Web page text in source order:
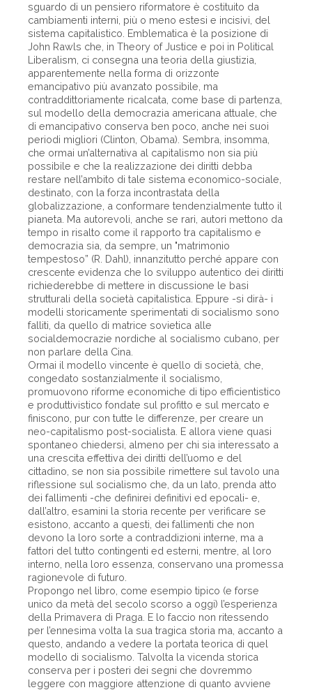
sguardo di un pensiero riformatore è costituito da
cambiamenti interni, più o meno estesi e incisivi, del
sistema capitalistico. Emblematica è la posizione di
John Rawls che, in Theory of Justice e poi in Political
Liberalism, ci consegna una teoria della giustizia,
apparentemente nella forma di orizzonte
emancipativo più avanzato possibile, ma
contraddittoriamente ricalcata, come base di partenza,
sul modello della democrazia americana attuale, che
di emancipativo conserva ben poco, anche nei suoi
periodi migliori (Clinton, Obama). Sembra, insomma,
che ormai un’alternativa al capitalismo non sia più
possibile e che la realizzazione dei diritti debba
restare nell’ambito di tale sistema economico-sociale,
destinato, con la forza incontrastata della
globalizzazione, a conformare tendenzialmente tutto il
pianeta. Ma autorevoli, anche se rari, autori mettono da
tempo in risalto come il rapporto tra capitalismo e
democrazia sia, da sempre, un "matrimonio
tempestoso” (R. Dahl), innanzitutto perché appare con
crescente evidenza che lo sviluppo autentico dei diritti
richiederebbe di mettere in discussione le basi
strutturali della società capitalistica. Eppure -si dirà- i
modelli storicamente sperimentati di socialismo sono
falliti, da quello di matrice sovietica alle
socialdemocrazie nordiche al socialismo cubano, per
non parlare della Cina.
Ormai il modello vincente è quello di società, che,
congedato sostanzialmente il socialismo,
promuovono riforme economiche di tipo efficientistico
e produttivistico fondate sul profitto e sul mercato e
finiscono, pur con tutte le differenze, per creare un
neo-capitalismo post-socialista. E allora viene quasi
spontaneo chiedersi, almeno per chi sia interessato a
una crescita effettiva dei diritti dell’uomo e del
cittadino, se non sia possibile rimettere sul tavolo una
riflessione sul socialismo che, da un lato, prenda atto
dei fallimenti -che definirei definitivi ed epocali- e,
dall’altro, esamini la storia recente per verificare se
esistono, accanto a questi, dei fallimenti che non
devono la loro sorte a contraddizioni interne, ma a
fattori del tutto contingenti ed esterni, mentre, al loro
interno, nella loro essenza, conservano una promessa
ragionevole di futuro.
Propongo nel libro, come esempio tipico (e forse
unico da metà del secolo scorso a oggi) l’esperienza
della Primavera di Praga. E lo faccio non ritessendo
per l’ennesima volta la sua tragica storia ma, accanto a
questo, andando a vedere la portata teorica di quel
modello di socialismo. Talvolta la vicenda storica
conserva per i posteri dei segni che dovremmo
leggere con maggiore attenzione di quanto avviene